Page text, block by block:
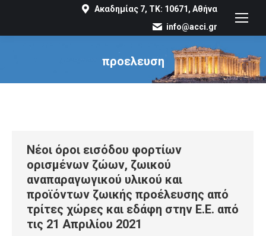
Ακαδημίας 7, ΤΚ: 10671, Αθήνα
info@acci.gr
προελευση
You are here:
Νέοι όροι εισόδου φορτίων
ορισμένων ζώων, ζωικού
αναπαραγωγικού υλικού και
προϊόντων ζωικής προέλευσης από
τρίτες χώρες και εδάφη στην Ε.Ε. από
τις 21 Απριλίου 2021